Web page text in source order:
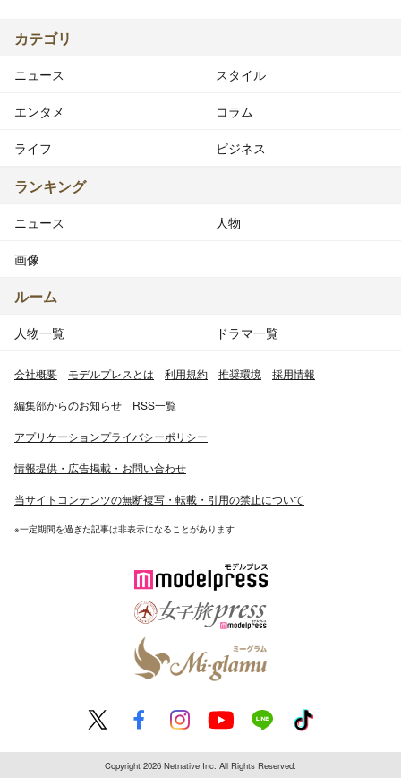
カテゴリ
ニュース スタイル
エンタメ コラム
ライフ ビジネス
ランキング
ニュース 人物
画像
ルーム
人物一覧 ドラマ一覧
会社概要 モデルプレスとは 利用規約 推奨環境 採用情報
編集部からのお知らせ RSS一覧
アプリケーションプライバシーポリシー
情報提供・広告掲載・お問い合わせ
当サイトコンテンツの無断複写・転載・引用の禁止について
※一定期間を過ぎた記事は非表示になることがあります
Copyright 2026 Netnative Inc. All Rights Reserved.